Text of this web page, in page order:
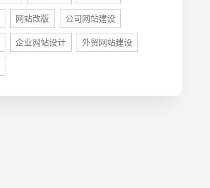
网站改版 公司网站建设
企业网站设计 外贸网站建设